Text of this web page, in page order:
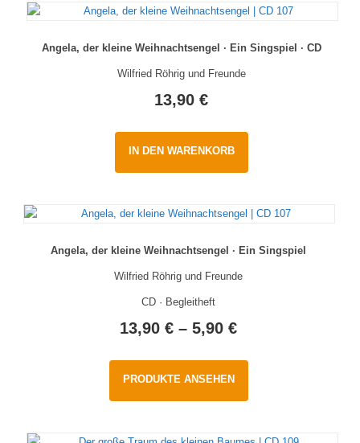
Angela, der kleine Weihnachtsengel · Ein Singspiel · CD
Wilfried Röhrig und Freunde
13,90€
IN DEN WARENKORB
Angela, der kleine Weihnachtsengel · Ein Singspiel
Wilfried Röhrig und Freunde
CD · Begleitheft
13,90€ –5,90€
PRODUKTE ANSEHEN